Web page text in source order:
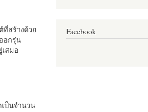
ที่สร้างด้วย
อกรุ่น
สมอ
ป็นจำนวน
Facebook